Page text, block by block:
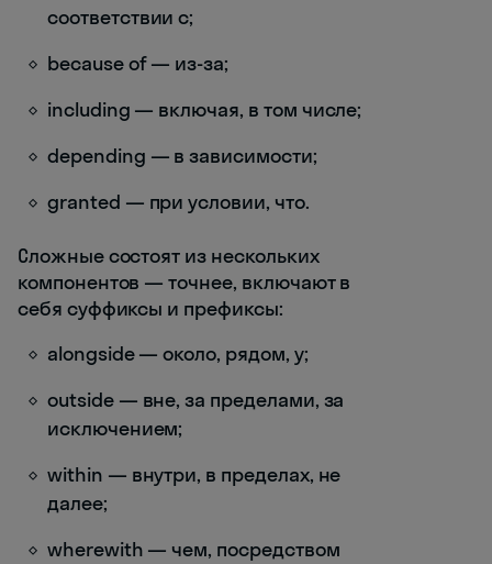
соответствии с;
because of — из-за;
including — включая, в том числе;
depending — в зависимости;
granted — при условии, что.
Сложные состоят из нескольких
компонентов — точнее, включают в
себя суффиксы и префиксы:
alongside — около, рядом, у;
outside — вне, за пределами, за
исключением;
within — внутри, в пределах, не
далее;
wherewith — чем, посредством